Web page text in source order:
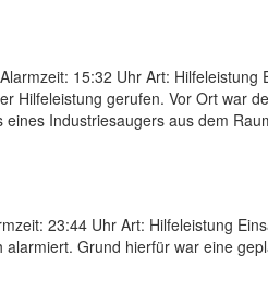
15:32 Uhr Art:
Hilfeleistung gerufen. Vor Ort war
Industriesaugers aus dem
23:44 Uhr Art: Hilfeleistung
Grund hierfür war eine